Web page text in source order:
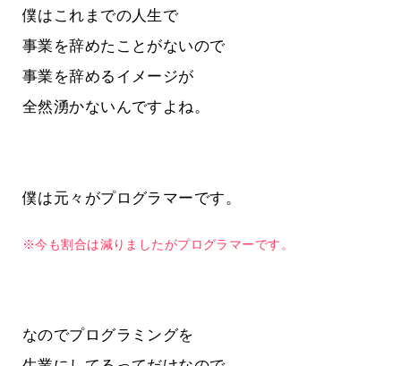
僕はこれまでの人生で
事業を辞めたことがないので
事業を辞めるイメージが
全然湧かないんですよね。
僕は元々がプログラマーです。
※今も割合は減りましたがプログラマーです。
なのでプログラミングを